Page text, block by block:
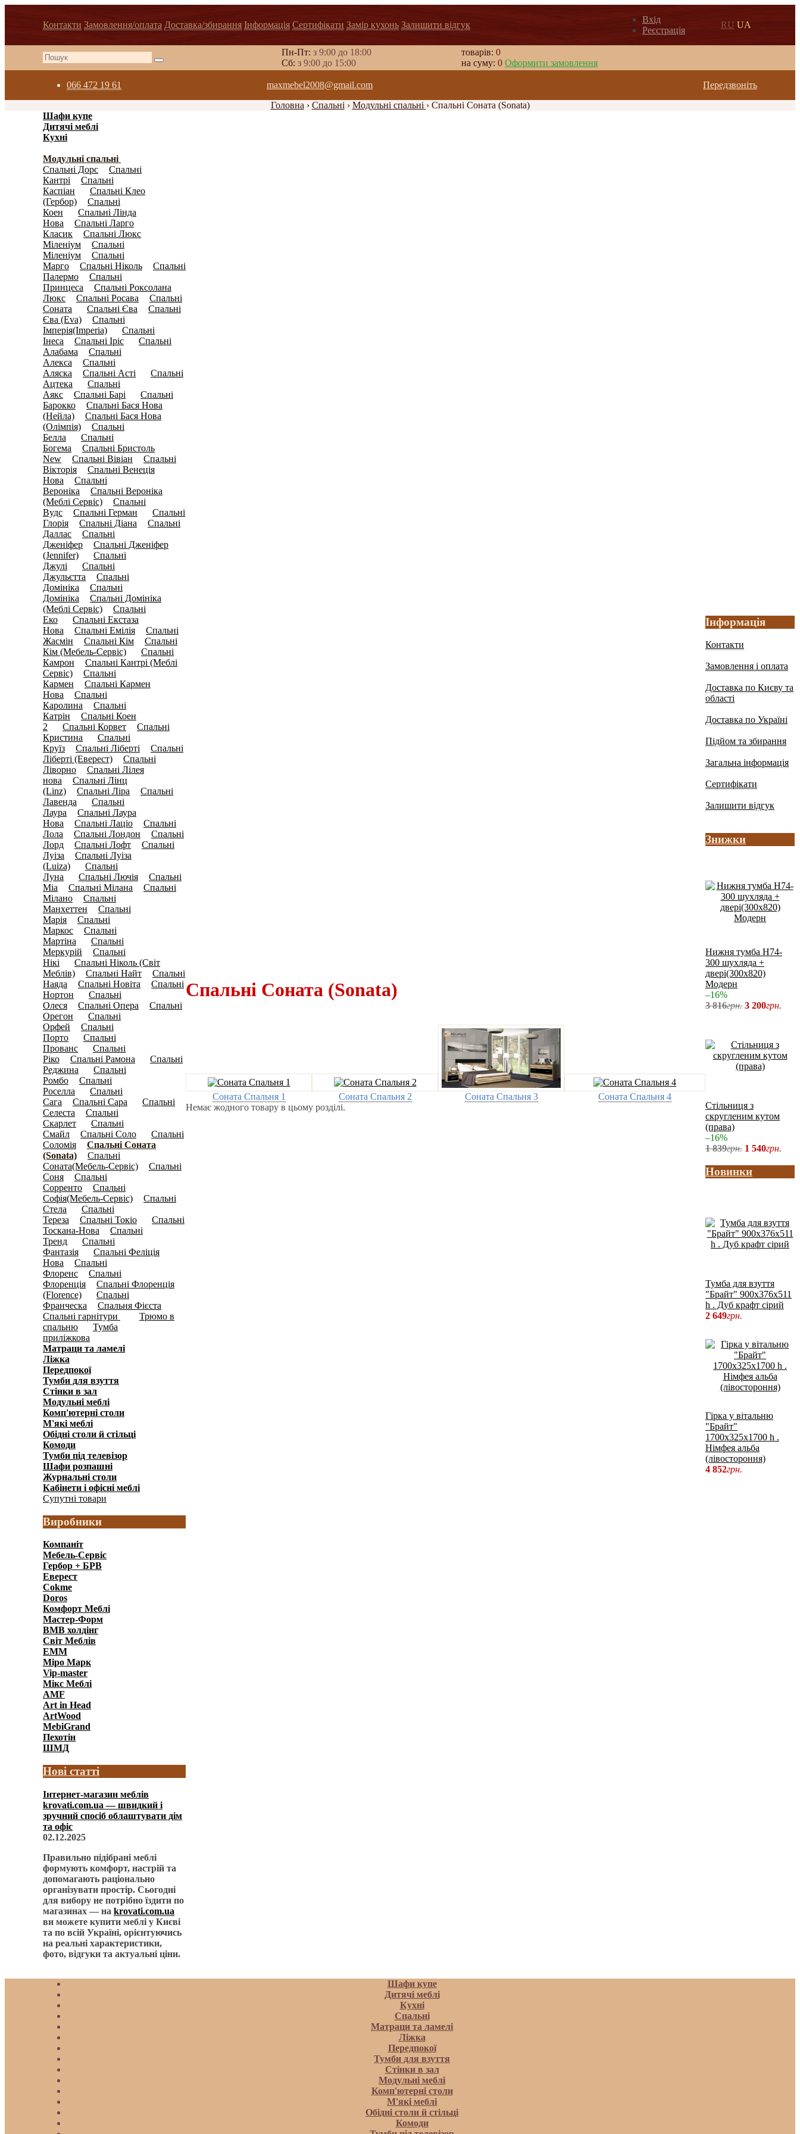
Контакти Замовлення/оплата Доставка/збирання Інформація Сертифікати Замір кухонь Залишити відгук
Вхід
Реєстрація
RU UA
Пн-Пт: з 9:00 до 18:00
Cб: з 9:00 до 15:00
товарів: 0
на суму: 0 Оформити замовлення
066 472 19 61 maxmebel2008@gmail.com
Передзвоніть
Головна › Спальні › Модульні спальні › Спальні Соната (Sonata)
Шафи купе
Дитячі меблі(278)
Кухні(3871)
Модульні спальні
Спальнi Дорс
Спальнi
Кантрі
Спальнi
Каспіан
Спальнi Клео
(Гербор)
Спальнi
Коен
Спальнi Лiнда
Нова
Спальнi Ларго
Класик
Спальнi Люкс
Міленіум
Спальнi
Міленіум
Спальнi
Марго
Спальнi Ніколь
Спальнi
Палермо
Спальнi
Принцеса
Спальнi Роксолана
Люкс
Спальнi Росава
Спальнi
Соната
Спальні Єва
Спальні
Єва (Eva)
Спальні
Імперія(Imperia)
Спальні
Інеса
Спальні Іріс
Спальні
Алабама
Спальні
Алекса
Спальні
Аляска
Спальні Асті
Спальні
Ацтека
Спальні
Аякс
Спальні Барі
Спальні
Барокко
Спальні Бася Нова
(Нейла)
Спальні Бася Нова
(Олімпія)
Спальні
Белла
Спальні
Богема
Спальні Бристоль
New
Спальні Вівіан
Спальні
Вікторія
Спальні Венеція
Нова
Спальні
Вероніка
Спальні Вероніка
(Меблі Сервіс)
Спальні
Вудс
Спальні Герман
Спальні
Глорія
Спальні Діана
Спальні
Даллас
Спальні
Дженіфер
Спальні Дженіфер
(Jennifer)
Спальні
Джулі
Спальні
Джульєтта
Спальні
Домініка
Спальні
Домініка
Спальні Домініка
(Меблі Сервіс)
Спальні
Еко
Спальні Екстаза
Нова
Спальні Емілія
Спальні
Жасмін
Спальні Кім
Спальні
Кім (Мебель-Сервіс)
Спальні
Камрон
Спальні Кантрі (Меблі
Сервіс)
Спальні
Кармен
Спальні Кармен
Нова
Спальні
Каролина
Спальні
Катрін
Спальні Коен
2
Спальні Корвет
Спальні
Кристина
Спальні
Круїз
Спальні Ліберті
Спальні
Ліберті (Еверест)
Спальні
Ліворно
Спальні Лілея
нова
Спальні Лінц
(Linz)
Спальні Ліра
Спальні
Лавенда
Спальні
Лаура
Спальні Лаура
Нова
Спальні Лаціо
Спальні
Лола
Спальні Лондон
Спальні
Лорд
Спальні Лофт
Спальні
Луіза
Спальні Луіза
(Luiza)
Спальні
Луна
Спальні Лючія
Спальні
Міа
Спальні Мілана
Спальні
Мілано
Спальні
Манхеттен
Спальні
Марія
Спальні
Маркос
Спальні
Мартіна
Спальні
Меркурій
Спальні
Нікі
Спальні Ніколь (Світ
Меблів)
Спальні Найт
Спальні
Наяда
Спальні Новіта
Спальні
Нортон
Спальні
Олеся
Спальні Опера
Спальні
Орегон
Спальні
Орфей
Спальні
Порто
Спальні
Прованс
Спальні
Ріко
Спальні Рамона
Спальні
Реджина
Спальні
Ромбо
Спальні
Роселла
Спальні
Сага
Спальні Сара
Спальні
Селеста
Спальні
Скарлет
Спальні
Смайл
Спальні Соло
Спальні
Соломія
Спальні Соната
(Sonata)
Спальні
Соната(Мебель-Сервіс)
Спальні
Соня
Спальні
Сорренто
Спальні
Софія(Мебель-Сервіс)
Спальні
Стела
Спальні
Тереза
Спальні Токіо
Спальні
Тоскана-Нова
Спальні
Тренд
Спальні
Фантазія
Спальні Феліція
Нова
Спальні
Флоренс
Спальні
Флоренція
Спальні Флоренція
(Florence)
Спальні
Франческа
Спальня Фієста
Спальні гарнітури
Трюмо в
спальню
Тумба
приліжкова
Матраци та ламелi(40)
Ліжка
Передпокої(450)
Тумби для взуття
Стінки в зал
Модульні меблі(2956)
Комп'ютерні столи
М'які меблі(141)
Обідні столи й стільці(159)
Комоди
Тумби під телевізор
Шафи розпашні(1241)
Журнальні столи
Кабінети і офісні меблі(328)
Супутні товари
Виробники
Компаніт
Мебель-Сервіс
Гербор + БРВ
Еверест
Cokme
Doros
Комфорт Меблi
Мастер-Форм
ВМВ холдінг
Світ Меблів
ЕММ
Міро Марк
Vip-master
Мікс Меблі
AMF
Art in Head
ArtWood
MebiGrand
Пехотін
ШМД
Нові статті
Інтернет-магазин меблів
krovati.com.ua — швидкий і
зручний спосіб облаштувати дім
та офіс
02.12.2025
Правильно підібрані меблі
формують комфорт, настрій та
допомагають раціонально
організувати простір. Сьогодні
для вибору не потрібно їздити по
магазинах — на krovati.com.ua
ви можете купити меблі у Києві
та по всій Україні, орієнтуючись
на реальні характеристики,
фото, відгуки та актуальні ціни.
Спальні Соната (Sonata)
Соната Спальня 1 Соната Спальня 2 Соната Спальня 3
Соната Спальня 4
Немає жодного товару в цьому розділі.
Інформація
Контакти
Замовлення і оплата
Доставка по Києву та
області
Доставка по Україні
Підйом та збирання
Загальна інформація
Сертифікати
Залишити відгук
Знижки
Нижня тумба Н74-
300 шухляда +
двері(300x820)
Модерн
–16%
3 816грн. 3 200грн.
Стiльниця з
скругленим кутом
(права)
–16%
1 839грн. 1 540грн.
Новинки
Тумба для взуття
"Брайт" 900х376х511
h . Дуб крафт сірий
2 649грн.
Гірка у вітальню
"Брайт"
1700х325х1700 h .
Німфея альба
(лівостороння)
4 852грн.
Шафи купе
Дитячі меблі
Кухні
Спальні
Матраци та ламелi
Ліжка
Передпокої
Тумби для взуття
Стінки в зал
Модульні меблі
Комп'ютерні столи
М'які меблі
Обідні столи й стільці
Комоди